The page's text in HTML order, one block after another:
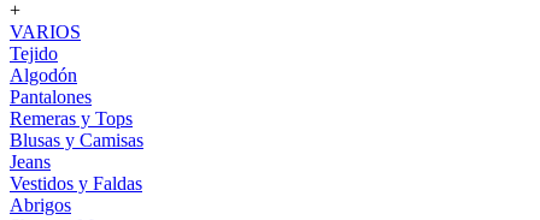
+
VARIOS
Tejido
Algodón
Pantalones
Remeras y Tops
Blusas y Camisas
Jeans
Vestidos y Faldas
Abrigos